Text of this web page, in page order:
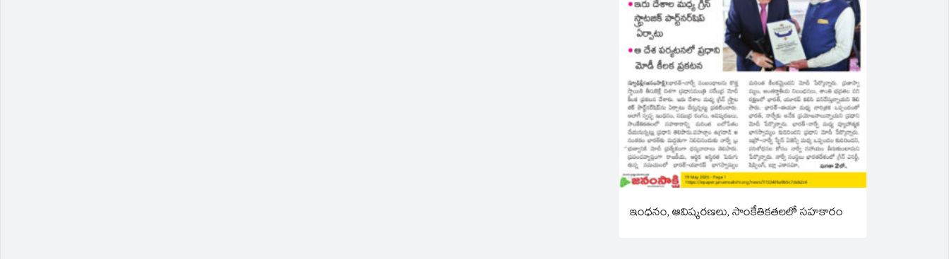
ఇంధనం, ఆవిష్కరణలు, సాంకేతికతలలో సహకారం